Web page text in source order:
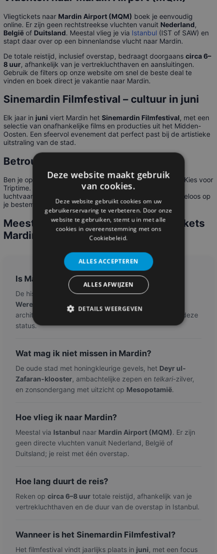
Vliegtickets naar Mardin Airport (MQM) boek je eenvoudig
online. Er zijn geen rechtstreekse vluchten vanuit Nederland,
België of Duitsland. Meestal vlieg je via Istanbul (IST of SAW) en
stapt daar over op een binnenlandse vlucht naar Mardin.
De totale reistijd, inclusief overstap, bedraagt doorgaans circa 6–
8 uur, afhankelijk van je vertrekluchthaven en aansluitingen.
Gebruik de filters op onze website om snel de beste deal te
vinden en boek direct je vakantie naar Mardin.
Sinemardin Filmfestival – cultuur in juni
Elk jaar in juni viert Mardin het Sinemardin Filmfestival, met een
selectie van onafhankelijke films en producties uit het Midden-
Oosten. Een sfeervol evenement dat perfect past bij de artistieke
uitstraling van de stad.
Betrouwbaar en veilig
Ben je op zoek naar goedkope vliegticketsnaar Mardin? Kies voor
Triptime. Wij werken samen met toonaangevende
luchtvaartmaatschappijen en zorgen dat je veilig en zorgeloos op
je bestemming aankomt. Boek nu de reis van je leven!
Meest gestelde vragen over vliegtickets
Mardin
Is Mardin UNESCO-werelderfgoed?
De historische stad staat op devoorlopige
Werelderfgoedlijst van UNESCO
architectuur en cultuurhistorie vormen de basis voor deze
status.
Wat mag ik niet missen in Mardin?
De oude stad met honingkleurige gevels, het Deyr ul-
Zafaran-klooster, ambachtelijke zepen en telkari-zilver,
en zonsondergang met uitzicht op Mesopotamië.
Hoe vlieg ik naar Mardin?
Meestal via Istanbul naar Mardin Airport (MQM). Er zijn
geen directe vluchten vanuit Nederland, België of
Duitsland; je reist met één overstap.
Hoe lang duurt de reis?
Reken op circa 6–8 uur totale reistijd, afhankelijk van je
vertrekluchthaven en de duur van de overstap in Istanbul.
Wanneer is het Sinemardin Filmfestival?
Het filmfestival vindt jaarlijks plaats in juni, met een focus
Deze website maakt gebruik
van cookies.
Deze website gebruikt cookies om uw
gebruikerservaring te verbeteren. Door onze
website te gebruiken, stemt u in met alle
cookies in overeenstemming met ons
Cookiebeleid.
ALLES ACCEPTEREN
ALLES AFWIJZEN
DETAILS WEERGEVEN